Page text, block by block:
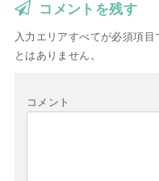
コメントを残す
入力エリアすべてが必須項
とはありません。
コメント